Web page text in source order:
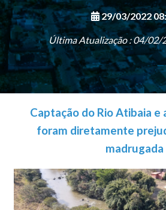
29/03/2022
Última Atualização : 04/02/
Captação do Rio Atibaia e
foram diretamente
madrugada